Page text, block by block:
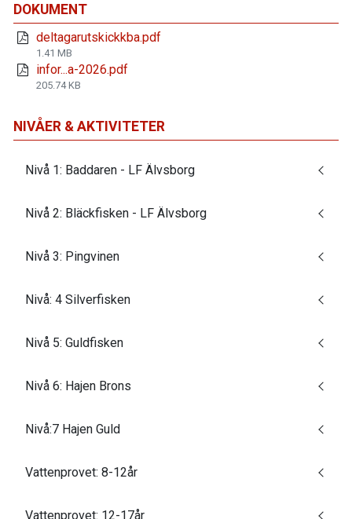
DOKUMENT
deltagarutskickkba.pdf
1.41 MB
infor...a-2026.pdf
205.74 KB
NIVÅER & AKTIVITETER
Nivå 1: Baddaren - LF Älvsborg
Nivå 2: Bläckfisken - LF Älvsborg
Nivå 3: Pingvinen
Nivå: 4 Silverfisken
Nivå 5: Guldfisken
Nivå 6: Hajen Brons
Nivå:7 Hajen Guld
Vattenprovet: 8-12år
Vattenprovet: 12-17år